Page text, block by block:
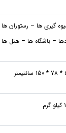
گیری ها –
– باشگاه ها – هتل ها